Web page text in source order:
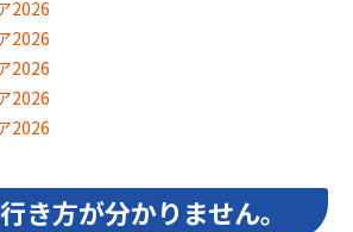
2026
2026
2026
2026
2026
き方が分かりません。